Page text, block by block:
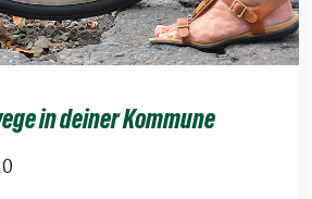
in deiner Kommune